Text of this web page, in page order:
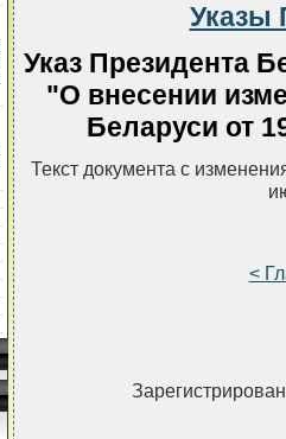
Указы
Указ Президента
"О внесении
Беларуси от
Текст документа с
<